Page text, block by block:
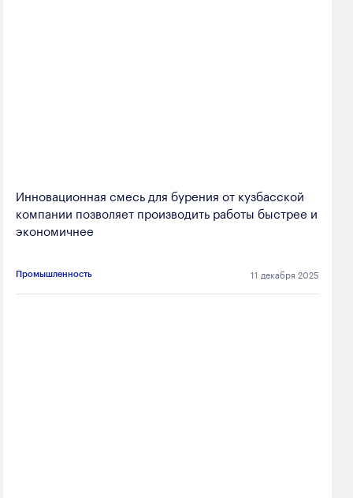
Инновационная смесь для бурения от кузбасской
компании позволяет производить работы быстрее и
экономичнее
Промышленность 11 декабря 2025